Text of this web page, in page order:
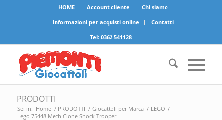
HOME Account cliente
Chi siamo
Informazioni per acquisti online
Contatti
Tel:0362 541128
PRODOTTI
Sei in: Home / PRODOTTI / Giocattoli per Marca / LEGO /
Lego 75448 Mech Clone Shock Trooper